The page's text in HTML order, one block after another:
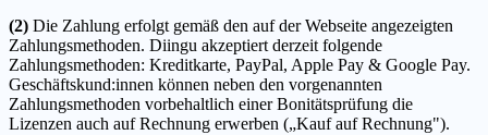
(2) Die Zahlung erfolgt gemäß den auf der Webseite angezeigten
Zahlungsmethoden. Diingu akzeptiert derzeit folgende
Zahlungsmethoden: Kreditkarte, PayPal, Apple Pay & Google Pay.
Geschäftskund:innen können neben den vorgenannten
Zahlungsmethoden vorbehaltlich einer Bonitätsprüfung die
Lizenzen auch auf Rechnung erwerben („Kauf auf Rechnung").